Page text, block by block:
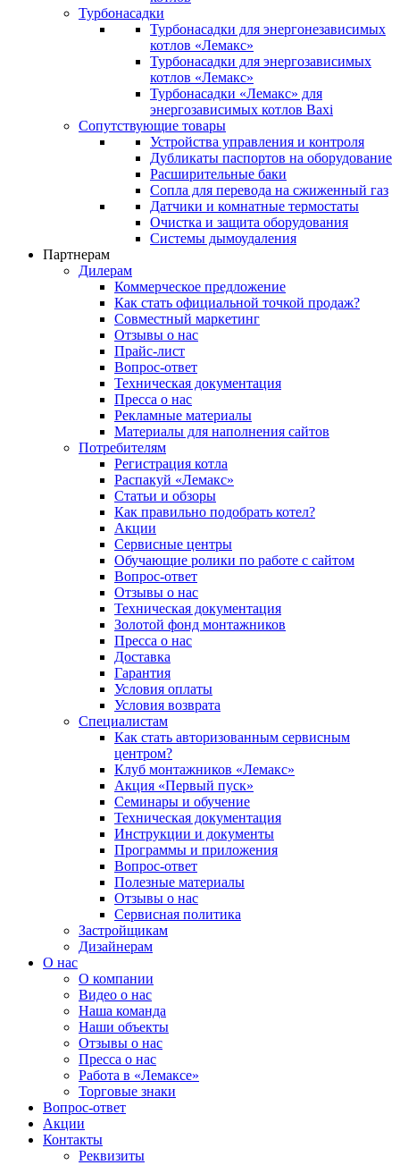
Турбонасадки
Турбонасадки для энергонезависимых
котлов «Лемакс»
Турбонасадки для энергозависимых
котлов «Лемакс»
Турбонасадки «Лемакс» для
энергозависимых котлов Baxi
Сопутствующие товары
Устройства управления и контроля
Дубликаты паспортов на оборудование
Расширительные баки
Сопла для перевода на сжиженный газ
Датчики и комнатные термостаты
Очистка и защита оборудования
Системы дымоудаления
Партнерам
Дилерам
Коммерческое предложение
Как стать официальной точкой продаж?
Совместный маркетинг
Отзывы о нас
Прайс-лист
Вопрос-ответ
Техническая документация
Пресса о нас
Рекламные материалы
Материалы для наполнения сайтов
Потребителям
Регистрация котла
Распакуй «Лемакс»
Статьи и обзоры
Как правильно подобрать котел?
Акции
Сервисные центры
Обучающие ролики по работе с сайтом
Вопрос-ответ
Отзывы о нас
Техническая документация
Золотой фонд монтажников
Пресса о нас
Доставка
Гарантия
Условия оплаты
Условия возврата
Специалистам
Как стать авторизованным сервисным
центром?
Клуб монтажников «Лемакс»
Акция «Первый пуск»
Семинары и обучение
Техническая документация
Инструкции и документы
Программы и приложения
Вопрос-ответ
Полезные материалы
Отзывы о нас
Сервисная политика
Застройщикам
Дизайнерам
О нас
О компании
Видео о нас
Наша команда
Наши объекты
Отзывы о нас
Пресса о нас
Работа в «Лемаксе»
Торговые знаки
Вопрос-ответ
Акции
Контакты
Реквизиты